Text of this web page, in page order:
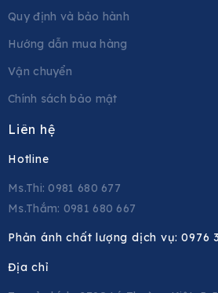
Quy định và bảo hành
Hướng dẫn mua hàng
Vận chuyển
Chính sách bảo mật
Liên hệ
Hotline
Ms.Thi: 0981 680 677
Ms.Thắm: 0981 680 667
Phản ánh chất lượng dịch vụ:0976
Địa chỉ